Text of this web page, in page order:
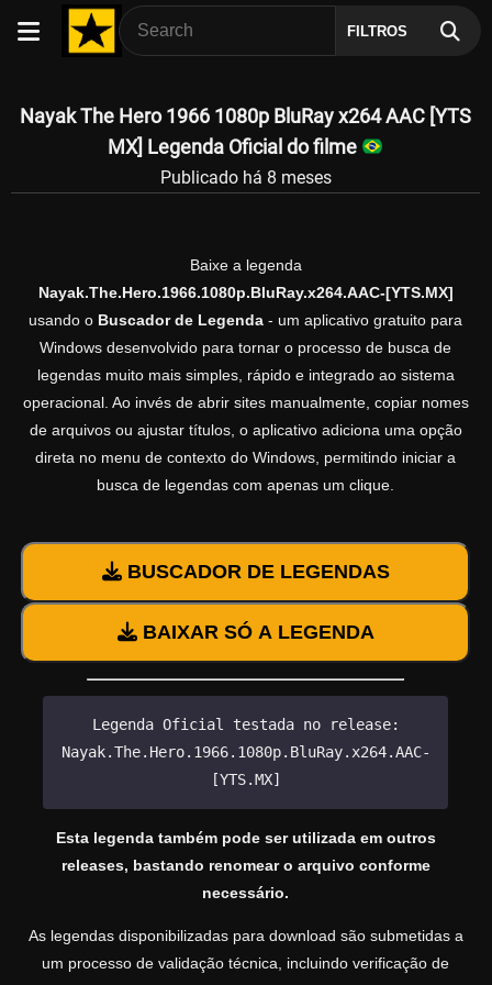
FILTROS
Nayak The Hero 1966 1080p BluRay x264 AAC [YTS
MX] Legenda Oficial do filme
Publicado há 8 meses
Baixe a legenda
Nayak.The.Hero.1966.1080p.BluRay.x264.AAC-[YTS.MX]
usando o Buscador de Legenda - um aplicativo gratuito para
Windows desenvolvido para tornar o processo de busca de
legendas muito mais simples, rápido e integrado ao sistema
operacional. Ao invés de abrir sites manualmente, copiar nomes
de arquivos ou ajustar títulos, o aplicativo adiciona uma opção
direta no menu de contexto do Windows, permitindo iniciar a
busca de legendas com apenas um clique.
BUSCADOR DE LEGENDAS
BAIXAR SÓ A LEGENDA
Legenda Oficial testada no release:
Nayak.The.Hero.1966.1080p.BluRay.x264.AAC-
[YTS.MX]
Esta legenda também pode ser utilizada em outros
releases, bastando renomear o arquivo conforme
necessário.
As legendas disponibilizadas para download são submetidas a
um processo de validação técnica, incluindo verificação de